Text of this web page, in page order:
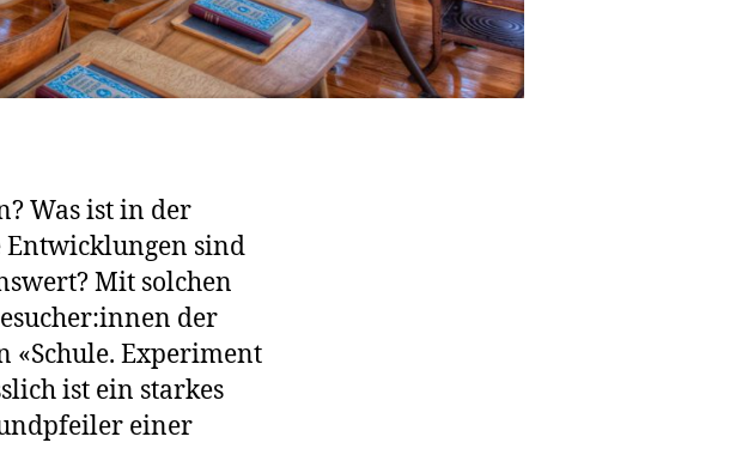
Was ist in der
Entwicklungen sind
Mit solchen
der
«Schule. Experiment
ist ein starkes
einer